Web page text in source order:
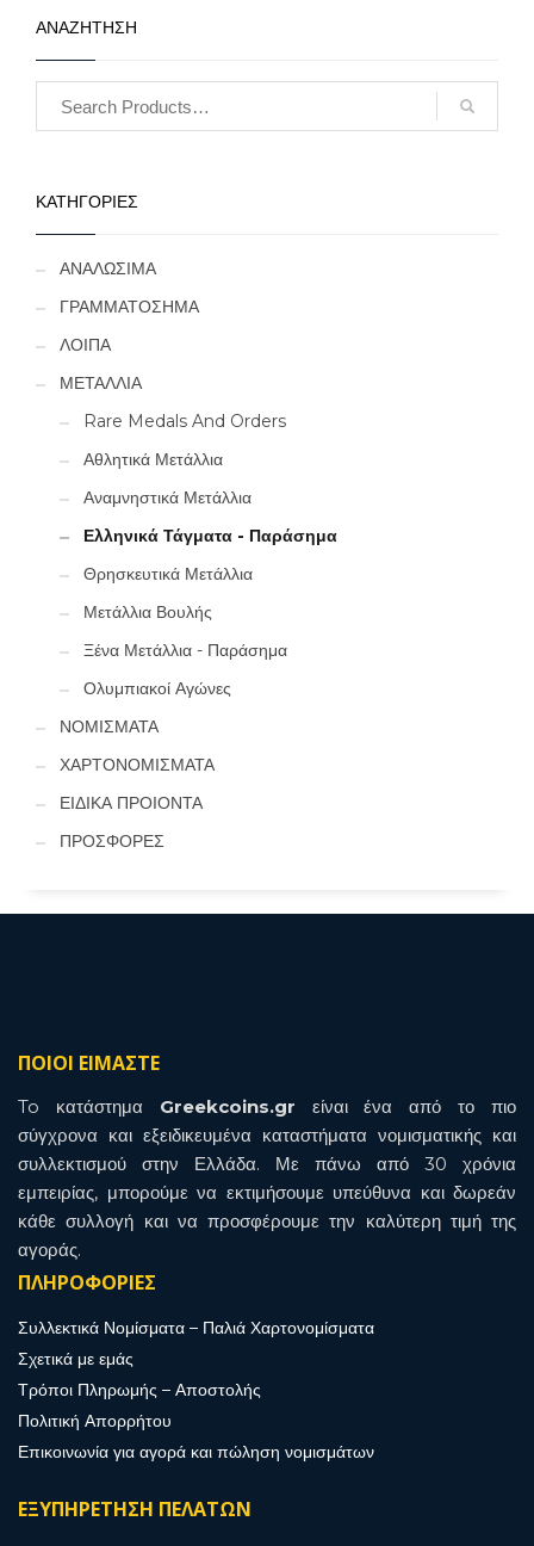
ΑΝΑΖΗΤΗΣΗ
ΚΑΤΗΓΟΡΙΕΣ
ΑΝΑΛΩΣΙΜΑ
ΓΡΑΜΜΑΤΟΣΗΜΑ
ΛΟΙΠΑ
ΜΕΤΑΛΛΙΑ
Rare Medals And Orders
Αθλητικά Μετάλλια
Αναμνηστικά Μετάλλια
Ελληνικά Τάγματα - Παράσημα
Θρησκευτικά Μετάλλια
Μετάλλια Βουλής
Ξένα Μετάλλια - Παράσημα
Ολυμπιακοί Αγώνες
ΝΟΜΙΣΜΑΤΑ
ΧΑΡΤΟΝΟΜΙΣΜΑΤΑ
ΕΙΔΙΚΑ ΠΡΟΙΟΝΤΑ
ΠΡΟΣΦΟΡΕΣ
ΠΟΙΟΙ ΕΙΜΑΣΤΕ
To κατάστημα Greekcoins.gr είναι ένα από το πιο
σύγχρονα και εξειδικευμένα καταστήματα νομισματικής και
συλλεκτισμού στην Ελλάδα. Με πάνω από 30 χρόνια
εμπειρίας, μπορούμε να εκτιμήσουμε υπεύθυνα και δωρεάν
κάθε συλλογή και να προσφέρουμε την καλύτερη τιμή της
αγοράς.
ΠΛΗΡΟΦΟΡΙΕΣ
Συλλεκτικά Νομίσματα – Παλιά Χαρτονομίσματα
Σχετικά με εμάς
Τρόποι Πληρωμής – Αποστολής
Πολιτική Απορρήτου
Επικοινωνία για αγορά και πώληση νομισμάτων
ΕΞΥΠΗΡΕΤΗΣΗ ΠΕΛΑΤΩΝ